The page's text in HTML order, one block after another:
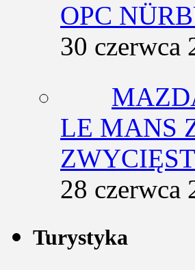
OPC
30 czerwca
LE MANS
28 czerwca
Turystyka